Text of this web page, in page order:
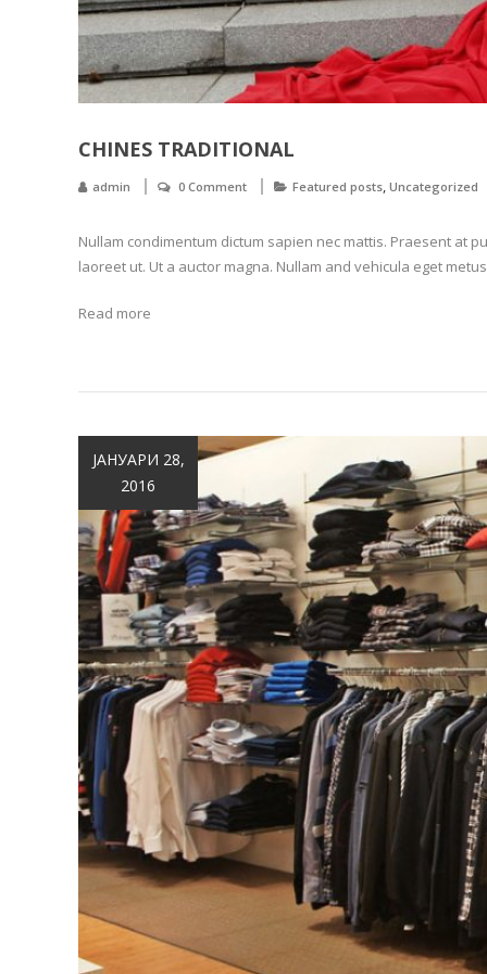
CHINES TRADITIONAL
admin 0 Comment Featured posts, Uncategorized
Nullam condimentum dictum sapien nec mattis. Praesent at
laoreet ut. Ut a auctor magna. Nullam and vehicula eget
Read more
ЈАНУАРИ 28,
2016